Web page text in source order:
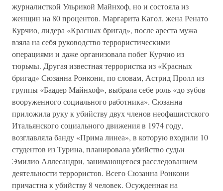
журналисткой Ульрикой Майнхоф, но и состояла из
женщин на 80 процентов. Маргарита Кагол, жена Ренато
Курчио, лидера «Красных бригад», после ареста мужа
взяла на себя руководство террористическими
операциями и даже организовала побег Курчио из
тюрьмы. Другая известная террористка из «Красных
бригад» Сюзанна Ронкони, по словам, Астрид Пролл из
группы «Баадер Майнхоф», выбрала себе роль «до зубов
вооруженного социального работника». Сюзанна
приложила руку к убийству двух членов неофашистского
Итальянского социального движения в 1974 году,
возглавляла банду «Прима линеа», в которую входили 10
студентов из Турина, планировала убийство судьи
Эмилио Аллесандри, занимающегося расследованием
деятельности террористов. Всего Сюзанна Ронкони
причастна к убийству 8 человек. Осужденная на